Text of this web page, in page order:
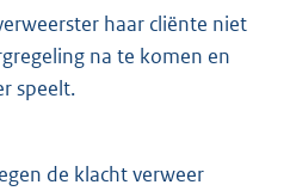
haar cliënte niet
na te komen en
speelt.
de klacht verweer